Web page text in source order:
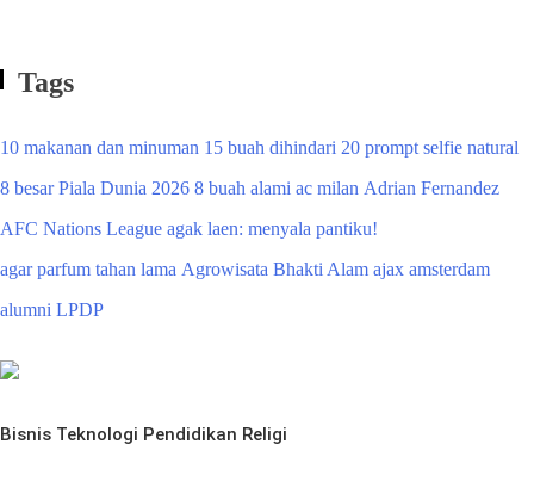
Tags
10 makanan dan minuman 15 buah dihindari 20 prompt selfie natural
8 besar Piala Dunia 2026 8 buah alami ac milan Adrian Fernandez
AFC Nations League agak laen: menyala pantiku!
agar parfum tahan lama Agrowisata Bhakti Alam ajax amsterdam
alumni LPDP
Bisnis Teknologi Pendidikan Religi